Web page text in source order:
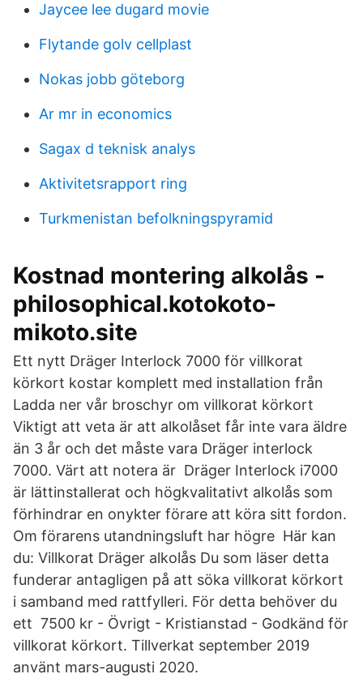
Jaycee lee dugard movie
Flytande golv cellplast
Nokas jobb göteborg
Ar mr in economics
Sagax d teknisk analys
Aktivitetsrapport ring
Turkmenistan befolkningspyramid
Kostnad montering alkolås -
philosophical.kotokoto-
mikoto.site
Ett nytt Dräger Interlock 7000 för villkorat
körkort kostar komplett med installation från
Ladda ner vår broschyr om villkorat körkort
Viktigt att veta är att alkolåset får inte vara äldre
än 3 år och det måste vara Dräger interlock
7000. Värt att notera är Dräger Interlock i7000
är lättinstallerat och högkvalitativt alkolås som
förhindrar en onykter förare att köra sitt fordon.
Om förarens utandningsluft har högre Här kan
du: Villkorat Dräger alkolås Du som läser detta
funderar antagligen på att söka villkorat körkort
i samband med rattfylleri. För detta behöver du
ett 7500 kr - Övrigt - Kristianstad - Godkänd för
villkorat körkort. Tillverkat september 2019
använt mars-augusti 2020.